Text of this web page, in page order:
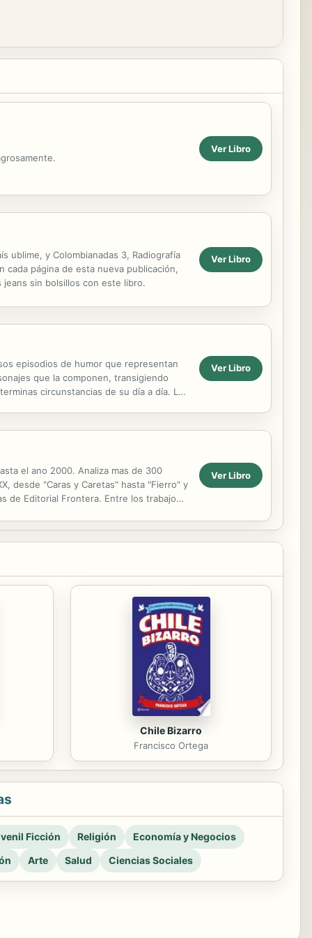
Ver Libro
ublime, y Colombianadas 3, Radiografía
página de esta nueva publicación,
sin bolsillos con este libro.
Ver Libro
episodios de humor que representan
que la componen, transigiendo
circunstancias de su día a día. La
Ver Libro
el ano 2000. Analiza mas de 300
desde "Caras y Caretas" hasta "Fierro" y
de Editorial Frontera. Entre los trabajos
Ver Libro
Chile Bizarro
Francisco Ortega
Ficción Religión
Economía y Negocios
Arte Salud Ciencias Sociales